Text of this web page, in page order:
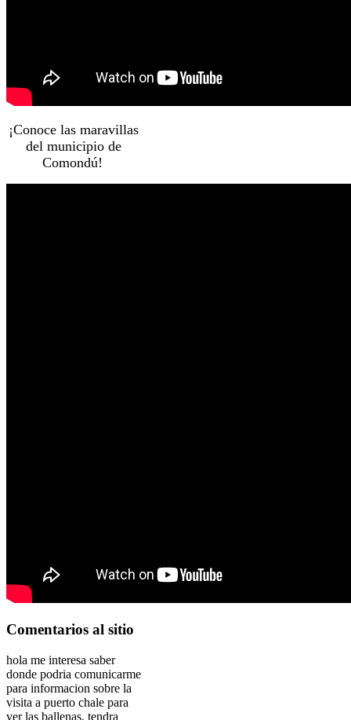
¡Conoce las maravillas
del municipio de
Comondú!
Comentarios al sitio
hola me interesa saber
donde podria comunicarme
para informacion sobre la
visita a puerto chale para
ver las ballenas, tendra